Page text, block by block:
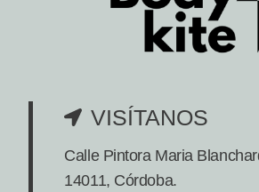
VISÍTANOS
Calle Pintora Maria
14011, Córdoba.